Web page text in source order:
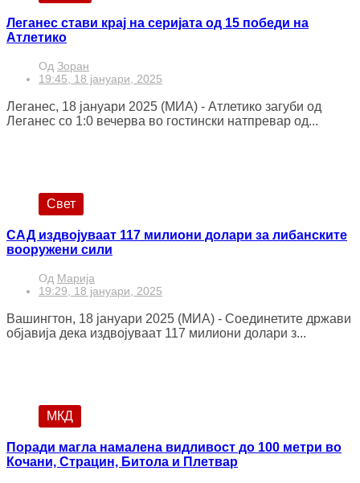
Леганес стави крај на серијата од 15 победи на
Атлетико
Од Зоран
19:45, 18 јануари, 2025
Леганес, 18 јануари 2025 (МИА) - Атлетико загуби од
Леганес со 1:0 вечерва во гостински натпревар од...
Свет
САД издвојуваат 117 милиони долари за либанските
вооружени сили
Од Марија
19:29, 18 јануари, 2025
Вашингтон, 18 јануари 2025 (МИА) - Соединетите држави
објавија дека издвојуваат 117 милиони долари з...
МКД
Поради магла намалена видливост до 100 метри во
Кочани, Страцин, Битола и Плетвар